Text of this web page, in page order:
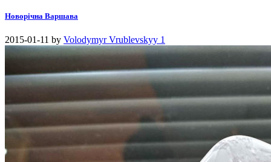
Новорічна Варшава
2015-01-11 by Volodymyr Vrublevskyy 1